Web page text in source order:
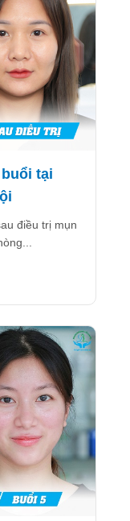
tại
điều trị mụn